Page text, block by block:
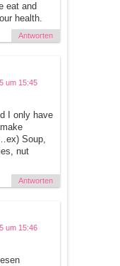
eat and
health.
Antworten
um 15:45
I only have
Soup,
nut
Antworten
um 15:46